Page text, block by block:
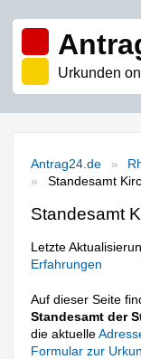
Urkunden
Antrag24.de
Standesamt
Standesamt
Letzte
Erfahrungen
Auf dieser Seite
Standesamt der
die aktuelle
Formular zur